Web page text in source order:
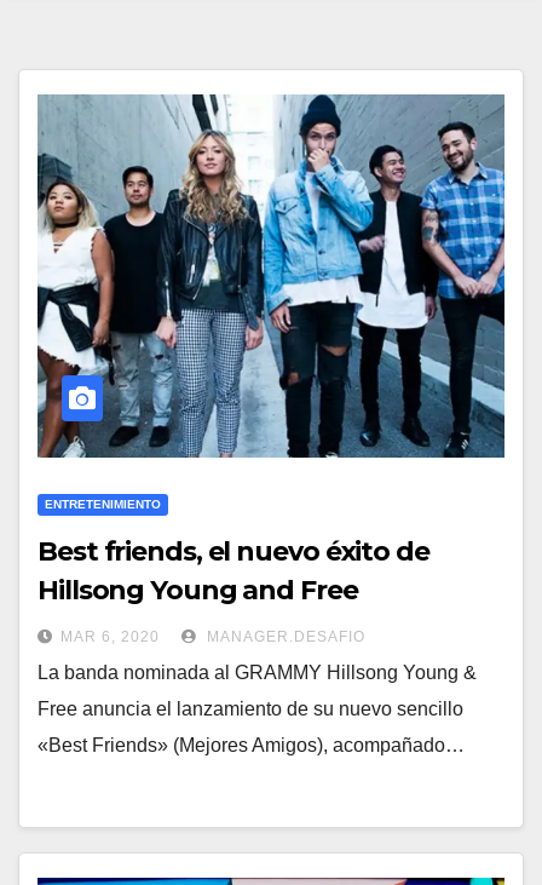
ENTRETENIMIENTO
Best friends, el nuevo éxito de
Hillsong Young and Free
MAR 6, 2020 MANAGER.DESAFIO
La banda nominada al GRAMMY Hillsong Young &
Free anuncia el lanzamiento de su nuevo sencillo
«Best Friends» (Mejores Amigos), acompañado…